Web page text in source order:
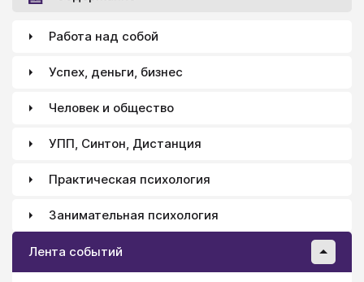
Работа над собой
Успех, деньги, бизнес
Человек и общество
УПП, Синтон, Дистанция
Практическая психология
Занимательная психология
Лента событий